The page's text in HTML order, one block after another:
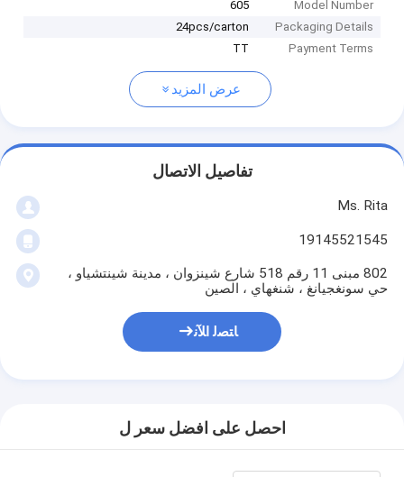
Model Number
605
Packaging Details
24pcs/carton
Payment Terms
TT
عرض المزيد
تفاصيل الاتصال
Ms. Rita
19145521545
802 مبنى 11 رقم 518 شارع شينزوان ، مدينة شينتشياو ،
حي سونغجيانغ ، شنغهاي ، الصين
ﺎﺘﺼﻟ ﺍﻶﻧ
احصل على افضل سعر ل